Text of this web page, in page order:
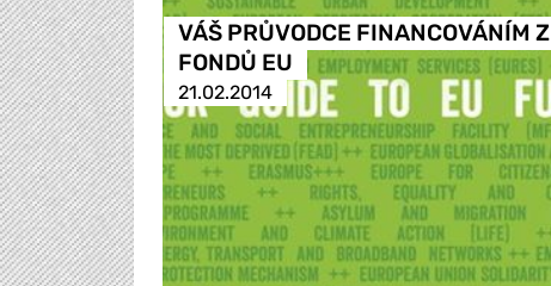
VÁŠ PRŮVODCE FINANCOVÁNÍM Z
FONDŮ EU
21.02.2014